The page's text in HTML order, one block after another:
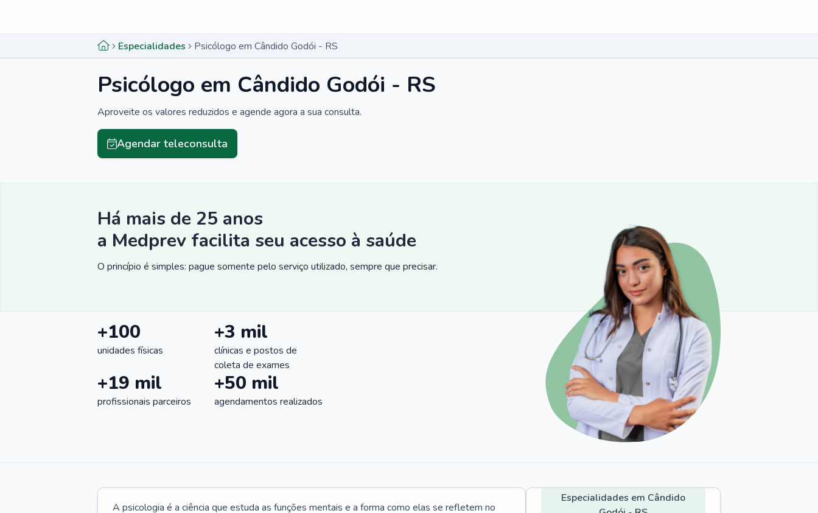
Especialidades Psicólogo em Cândido Godói - RS
Psicólogo em Cândido Godói - RS
Aproveite os valores reduzidos e agende agora a sua consulta.
Agendar teleconsulta
Há mais de 25 anos
a Medprev facilita seu acesso à saúde
O princípio é simples: pague somente pelo serviço utilizado, sempre que precisar.
+100
unidades físicas
+3 mil
clínicas e postos de
coleta de exames
+19 mil
profissionais parceiros
+50 mil
agendamentos realizados
A psicologia é a ciência que estuda as funções mentais e a forma como elas se refletem no
Especialidades em Cândido